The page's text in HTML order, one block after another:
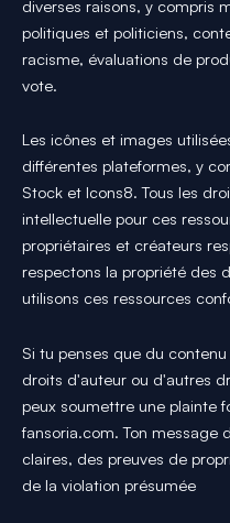
diverses raisons, y compris
politiques et politiciens,
racisme, évaluations de
vote.
Les icônes et images
différentes plateformes, y
Stock et Icons8. Tous les
intellectuelle pour ces
propriétaires et créateurs
respectons la propriété des
utilisons ces ressources
Si tu penses que du
droits d'auteur ou d'autres
peux soumettre une plainte
fansoria.com. Ton message
claires, des preuves de
de la violation présumée